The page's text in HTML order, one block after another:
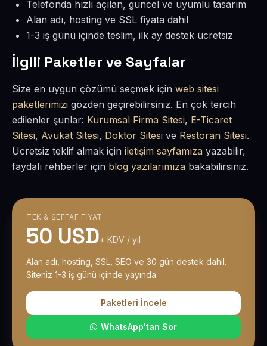
Telefonda hızlı açılan, güncel ve uyumlu tasarım
Alan adı, hosting ve SSL fiyata dahil
1-3 iş günü içinde teslim, ilk ay destek ücretsiz
İlgili Paketler ve Sayfalar
Size en uygun çözümü seçmek için web sitesi
paketlerimizi gözden geçirebilirsiniz. En çok tercih
edilenler şunlar: Kurumsal Firma Sitesi, E-Ticaret
Sitesi, Avukat Sitesi, Doktor Sitesi ve Restoran Sitesi.
Ücretsiz teklif almak için iletişim sayfamıza yazabilir,
faydalı rehberler için blog yazılarımıza bakabilirsiniz.
TEK & ŞEFFAF FIYAT
50 USD+ KDV / yıl
Alan adı, hosting, SSL, SEO ve 30 gün destek dahil.
Siteniz 1-3 iş günü içinde yayında.
Paketleri İncele
WhatsApp'tan Sor